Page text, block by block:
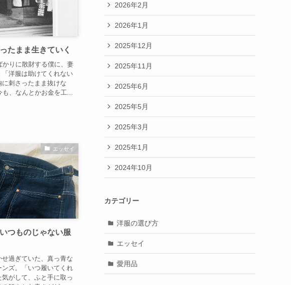
たまま生きていく
かりに散財する僕に、妻
洋服は助けてくれない
刺さったまま抜けな
、なんとかお金を工...
エッセイ
つものじゃない服
過ぎていた、真っ青な
ズ。「いつ履いてくれ
がして、ふと手に取っ
2026年2月
2026年1月
2025年12月
2025年11月
2025年6月
2025年5月
2025年3月
2025年1月
2024年10月
カテゴリー
洋服の選び方
エッセイ
愛用品